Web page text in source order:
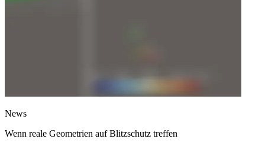
News
Wenn reale Geometrien auf Blitzschutz treffen